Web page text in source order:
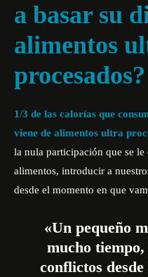
a basar su
alimentos
procesados?
1/3 de las calorías que
viene de alimentos ultra
la nula participación que se le
alimentos, introducir a
desde el momento en que
«Un pequeño
mucho
conflictos